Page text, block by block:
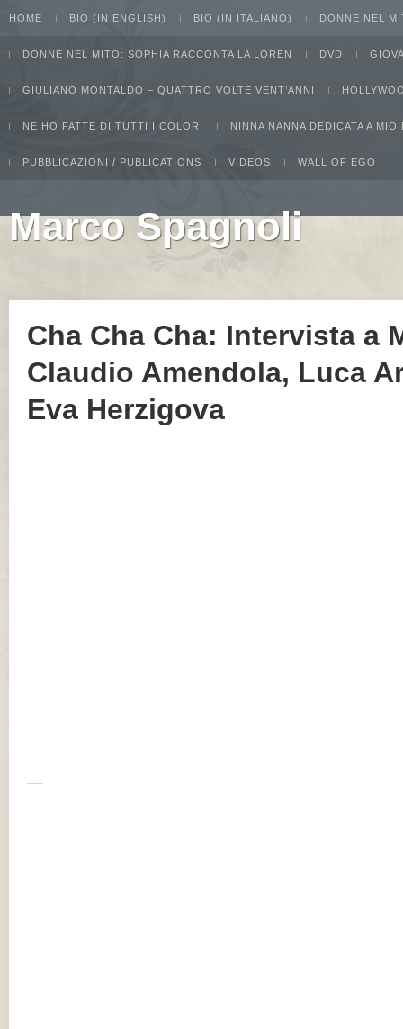
HOME BIO (IN ENGLISH) BIO (IN ITALIANO) DONNE NEL
DONNE NEL MITO: SOPHIA RACCONTA LA LOREN DVD
GIULIANO MONTALDO – QUATTRO VOLTE VENT’ANNI
NE HO FATTE DI TUTTI I COLORI NINNA NANNA DEDICATA A MIO
PUBBLICAZIONI / PUBLICATIONS VIDEOS WALL OF EGO
Marco Spagnoli
Cha Cha Cha: Intervista a
Claudio Amendola, Luca
Eva Herzigova
—